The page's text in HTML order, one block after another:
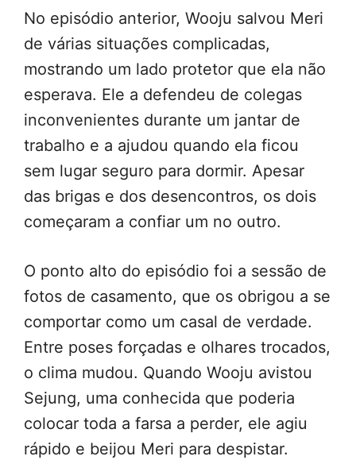
No episódio anterior, Wooju salvou Meri
de várias situações complicadas,
mostrando um lado protetor que ela não
esperava. Ele a defendeu de colegas
inconvenientes durante um jantar de
trabalho e a ajudou quando ela ficou
sem lugar seguro para dormir. Apesar
das brigas e dos desencontros, os dois
começaram a confiar um no outro.
O ponto alto do episódio foi a sessão de
fotos de casamento, que os obrigou a se
comportar como um casal de verdade.
Entre poses forçadas e olhares trocados,
o clima mudou. Quando Wooju avistou
Sejung, uma conhecida que poderia
colocar toda a farsa a perder, ele agiu
rápido e beijou Meri para despistar.